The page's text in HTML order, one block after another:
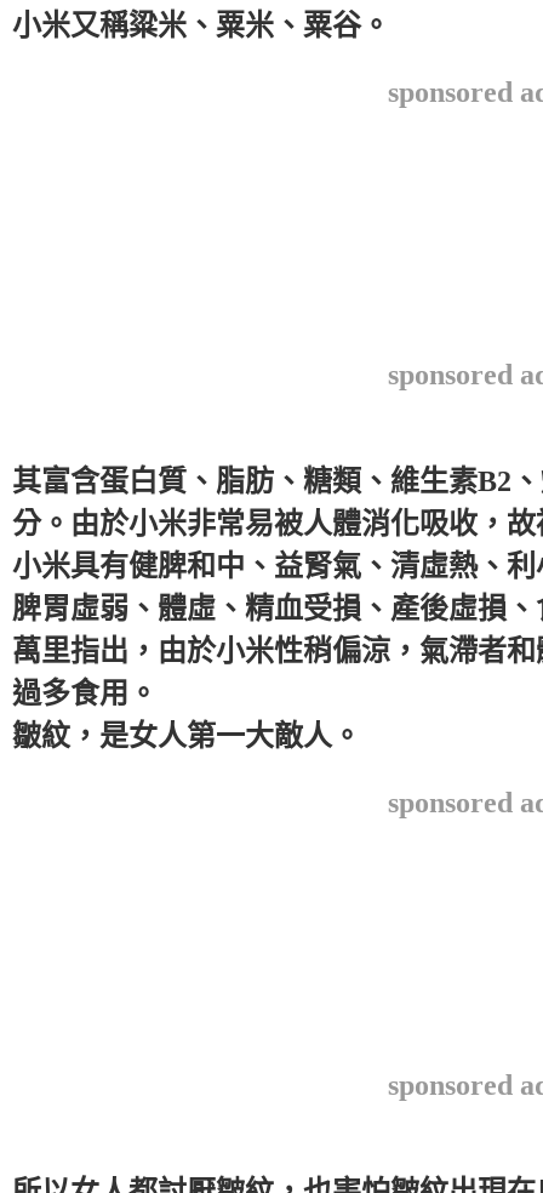
小米又稱粱米、粟米、粟谷。
sponsored
sponsored
其富含蛋白質、脂肪、糖類、維生素B2
分。由於小米非常易被人體消化吸收，
小米具有健脾和中、益腎氣、清虛熱、
脾胃虛弱、體虛、精血受損、產後虛損
萬里指出，由於小米性稍偏涼，氣滯者
過多食用。
皺紋，是女人第一大敵人。
sponsored
sponsored